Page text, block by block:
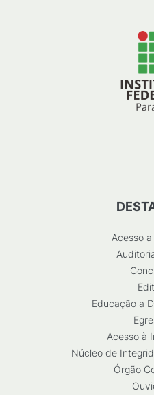
Acesso
Educação a
Acesso à
Núcleo de
Órgão